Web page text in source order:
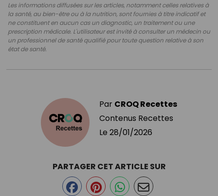
Les informations diffusées sur les articles, notamment celles relatives à
la santé, au bien-être ou à la nutrition, sont fournies à titre indicatif et
ne constituent en aucun cas un diagnostic, un traitement ou une
prescription médicale. L'utilisateur est invité à consulter un médecin ou
un professionnel de santé qualifié pour toute question relative à son
état de santé.
Par CROQ Recettes
Contenus Recettes
Le 28/01/2026
PARTAGER CET ARTICLE SUR